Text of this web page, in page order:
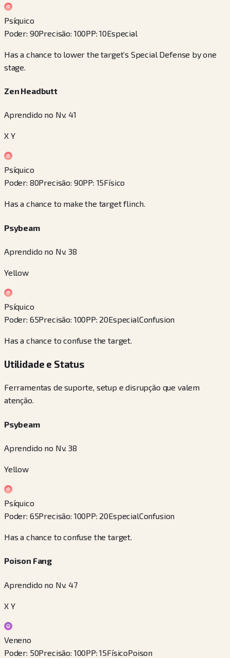
Psíquico
Poder: 90Precisão: 100PP:10Especial
Has a chance to lower the target’s Special Defense by one
stage.
Zen Headbutt
Aprendido no Nv. 41
X Y
Psíquico
Poder: 80Precisão: 90PP: 15Físico
Has a chance to make the target flinch.
Psybeam
Aprendido no Nv. 38
Yellow
Psíquico
Poder: 65Precisão: 100PP: 20EspecialConfusion
Has a chance to confuse the target.
Utilidade e Status
Ferramentas de suporte, setup e disrupção que valem
atenção.
Psybeam
Aprendido no Nv. 38
Yellow
Psíquico
Poder: 65Precisão: 100PP: 20EspecialConfusion
Has a chance to confuse the target.
Poison Fang
Aprendido no Nv. 47
X Y
Veneno
Poder: 50Precisão: 100PP:15FísicoPoison